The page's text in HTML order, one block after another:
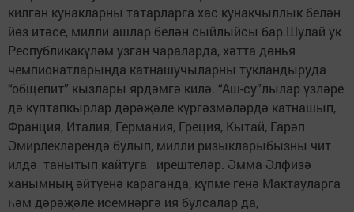
килгән кунакларны татарларга хас кунакчыллык белән
йөз итәсе, милли ашлар белән сыйлыйсы бар.Шулай ук
Республикакүләм узган чараларда, хәтта дөнья
чемпионатларында катнашучыларны тукландыруда
“общепит” кызлары ярдәмгә килә. “Аш-су”лылар үзләре
дә күптапкырлар дәрәҗәле күргәзмәләрдә катнашып,
Франция, Италия, Германия, Греция, Кытай, Гарәп
Әмирлекләрендә булып, милли ризыкларыбызны чит
илдә танытып кайтуга ирештеләр. Әмма Әлфизә
ханымның әйтүенә караганда, күпме генә Мактауларга
һәм дәрәҗәле исемнәргә ия булсалар да,